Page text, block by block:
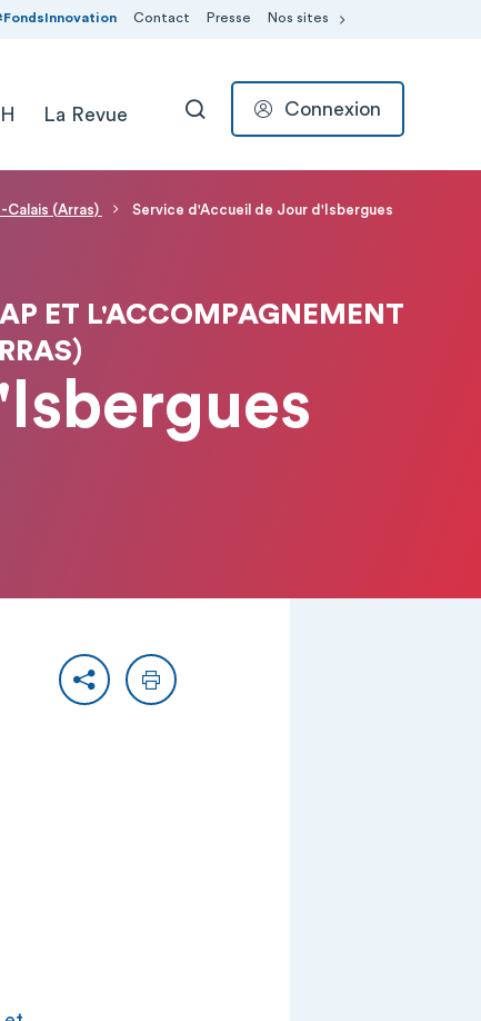
Contact Presse Nos sites
La Revue RECHERCHER
Connexion
Calais (Arras)
Service d'Accueil de Jour d'Isbergues
ET L'ACCOMPAGNEMENT
PartagerImprimer